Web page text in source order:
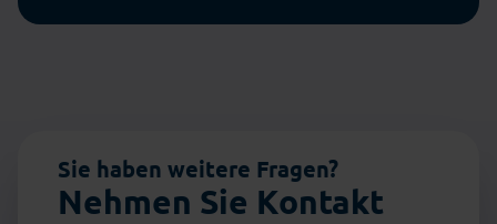
Sie haben weitere Fragen?
Nehmen Sie Kontakt